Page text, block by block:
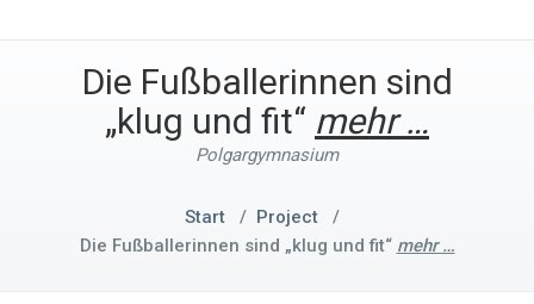
Die Fußballerinnen sind
„klug und fit“ mehr …
Polgargymnasium
Start / Project /
Die Fußballerinnen sind „klug und fit“ mehr …